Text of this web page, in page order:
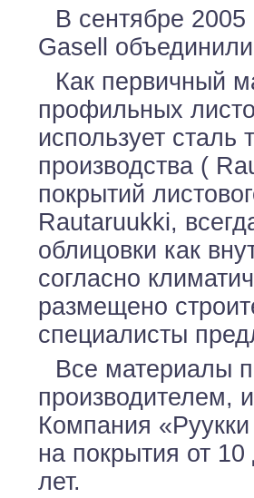
В сентябре
Gasell
Как первичный
профильных
использует сталь
производства (
покрытий
Rautaruukki,
облицовки как
согласно
размещено
специалисты
Все материалы
производителем,
Компания
на покрытия от
лет.